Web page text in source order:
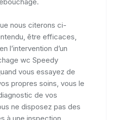
nous citerons ci-
être efficaces,
l’intervention d’un
wc Speedy
vous essayez de
propres soins, vous le
de vos
ne disposez pas des
à une inspection